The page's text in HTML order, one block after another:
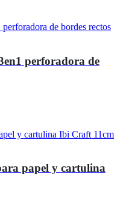
perforadora de
papel y cartulina